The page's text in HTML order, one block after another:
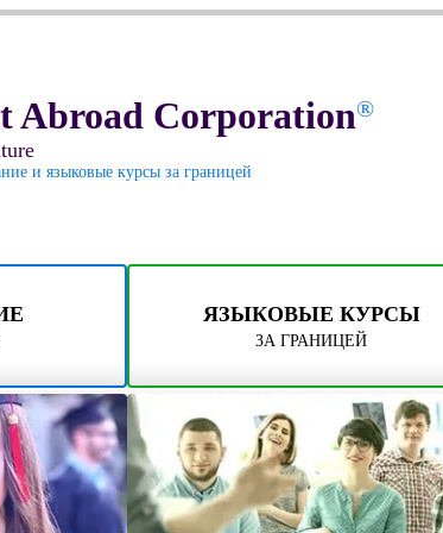
Abroad Corporation®
и языковые курсы за границей
ЯЗЫКОВЫЕ КУРСЫ
ЗА ГРАНИЦЕЙ